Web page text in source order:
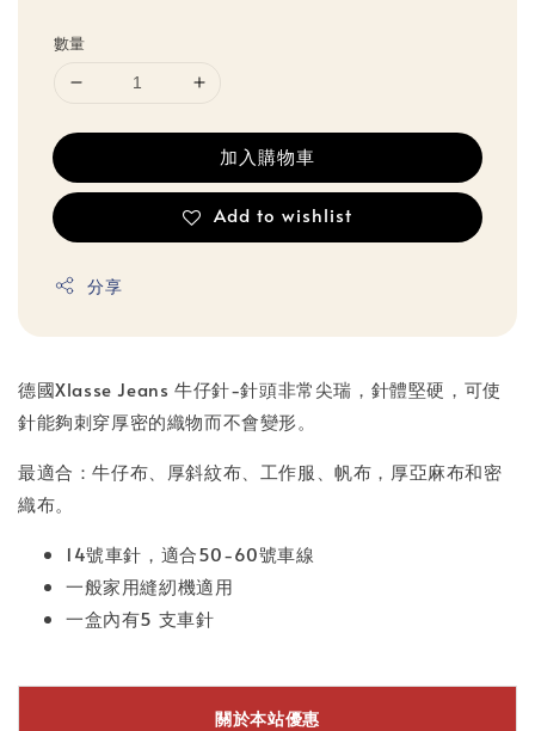
數量
加入購物車
Add to wishlist
分享
德國Xlasse Jeans 牛仔針-針頭非常尖瑞，針體堅硬，可使
針能夠刺穿厚密的織物而不會變形。
最適合：牛仔布、厚斜紋布、工作服、帆布，厚亞麻布和密
織布。
14號車針，適合50-60號車線
一般家用縫紉機適用
一盒內有5 支車針
關於本站優惠